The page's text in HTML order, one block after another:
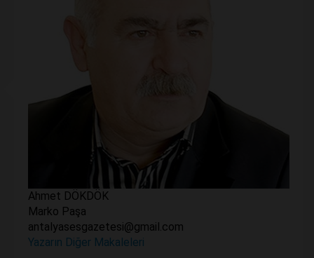
Ahmet DÖKDÖK
Marko Paşa
antalyasesgazetesi@gmail.com
Yazarın Diğer Makaleleri